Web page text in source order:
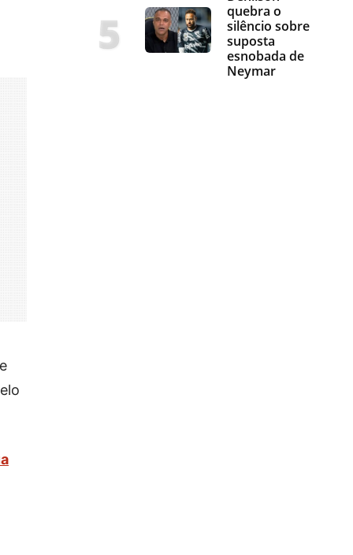
quebra o
silêncio sobre
suposta
esnobada de
Neymar